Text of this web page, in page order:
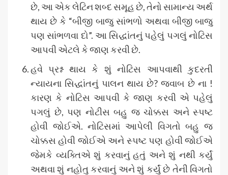
છે, આ એક લેટિન શબ્દ સમૂહ છે, તેનો સામાન્ય અર્થ
થાય છે કે “બીજી બાજુ સાંભળો અથવા બીજી બાજુ
પણ સાંભળવા દો”. આ સિદ્ધાંતનું પહેલું પગલું નોટિસ
આપવી એટલે કે જાણ કરવી છે.
હવે પ્રશ્ન થાય કે શું નોટિસ આપવાથી કુદરતી
ન્યાયના સિદ્ધાંતનું પાલન થાય છે? જવાબ છે ના !
કારણ કે નોટિસ આપવી કે જાણ કરવી એ પહેલું
પગલું છે, પણ નોટીસ બહુ જ ચોક્કસ અને સ્પષ્ટ
હોવી જોઈએ. નોટિસમાં આપેલી વિગતો બહુ જ
ચોક્કસ હોવી જોઈએ અને સ્પષ્ટ પણ હોવી જોઈએ
જેમકે વ્યક્તિએ શું કરવાનું હતું અને શું નથી કર્યું
અથવા શું નહોતુ કરવાનું અને શું કર્યું છે તેની વિગતો